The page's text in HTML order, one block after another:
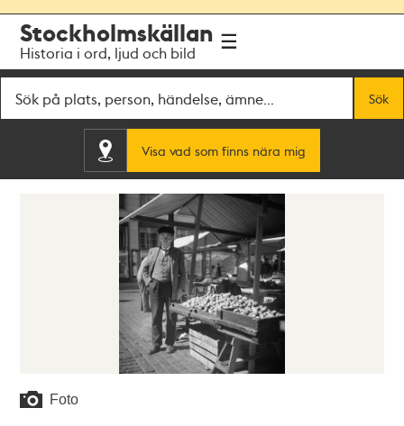
navigationen
huvudinnehållet
Stockholmskällan
Historia i ord, ljud och bild
Sök
Visa vad som finns nära mig
Foto